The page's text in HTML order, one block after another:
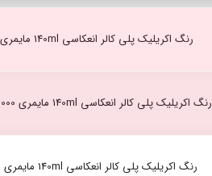
رنگ اکریلیک پلی کالر انعکاسی 140ml مایمری White (561) -10000
رنگ اکریلیک پلی کالر انعکاسی 140ml مایمری Silver Anique (562) -10000
رنگ اکریلیک پلی کالر انعکاسی 140ml مایمری Yellow (563) -10000